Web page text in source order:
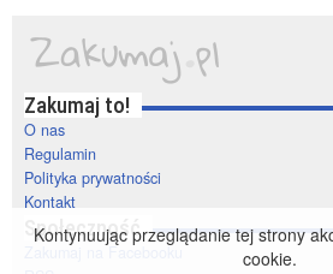
Zakumaj to!
O nas
Regulamin
Polityka prywatności
Kontakt
Społeczność
Zakumaj na Facebooku
Kontynuując przeglądanie tej strony
cookie.